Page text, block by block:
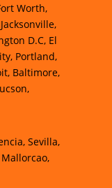
Worth,
D.C, El
Portland,
Baltimore,
Sevilla,
o,